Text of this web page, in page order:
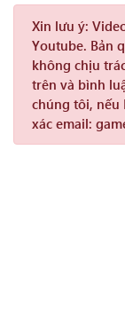
Xin lưu ý:
Youtube. Bản
không chịu
trên và bình
chúng tôi, nếu
xác email: